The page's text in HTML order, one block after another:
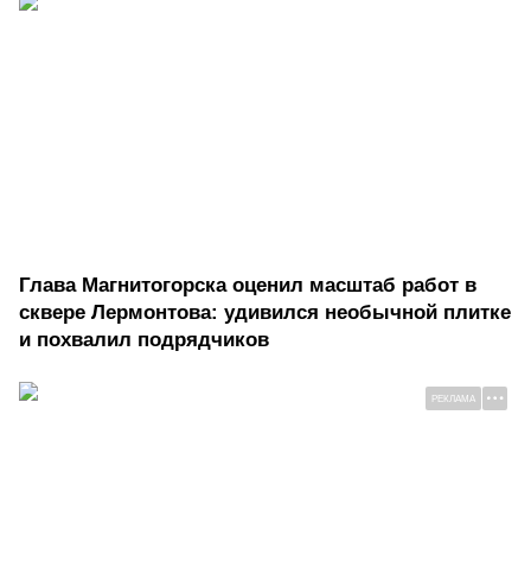
Глава Магнитогорска оценил масштаб работ в
сквере Лермонтова: удивился необычной плитке
и похвалил подрядчиков
РЕКЛАМА